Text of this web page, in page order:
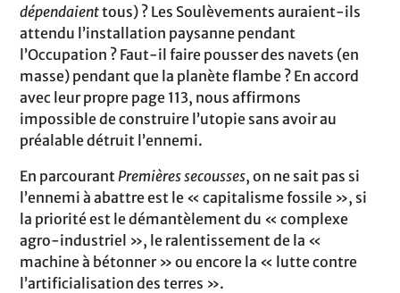
dépendaienttous) ? Les Soulèvements auraient-ils
attendu l’installation paysanne pendant
l’Occupation ? Faut-il faire pousser des navets (en
masse) pendant que la planète flambe ? En accord
avec leur propre page 113, nous affirmons
impossible de construire l’utopie sans avoir au
préalable détruit l’ennemi.
En parcourant Premières secousses, on ne sait pas si
l’ennemi à abattre est le « capitalisme fossile », si
la priorité est le démantèlement du « complexe
agro-industriel », le ralentissement de la «
machine à bétonner » ou encore la « lutte contre
l’artificialisation des terres ».